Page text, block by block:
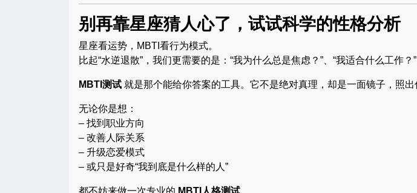
别再靠星座猜人心了，试试科学的性格分析
星座看运势，MBTI看行为模式。
比起“水逆退散”，我们更需要的是：“我为什么总是焦虑？”、“我适合什么工作？
MBTI测试 就是那个能给你答案的工具。它不是绝对真理，却是一面镜子，照出
无论你是想：
– 找到职业方向
– 改善人际关系
– 升级恋爱模式
– 或只是好奇“我到底是什么样的人”
都不妨来做一次专业的 MBTI人格测试